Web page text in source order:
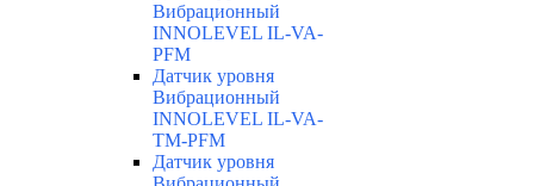
Вибрационный
INNOLEVEL IL-VA-
PFM
Датчик уровня
Вибрационный
INNOLEVEL IL-VA-
TM-PFM
Датчик уровня